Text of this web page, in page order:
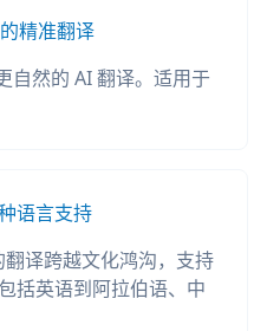
精准翻译
自然的 AI 翻译。适用于
语言支持
译跨越文化鸿沟，支持
括英语到阿拉伯语、中